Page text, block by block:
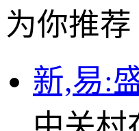
为你推荐
新,易: